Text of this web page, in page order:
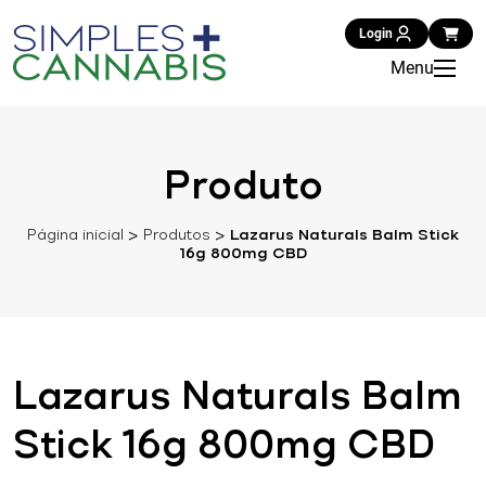
Login
Menu
Produto
Página inicial > Produtos > Lazarus Naturals Balm Stick
16g 800mg CBD
Lazarus Naturals Balm
Stick 16g 800mg CBD